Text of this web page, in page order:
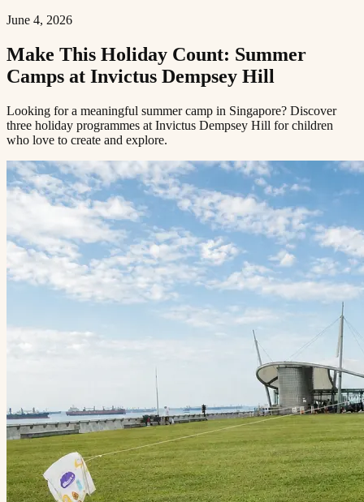
June 4, 2026
Make This Holiday Count: Summer
Camps at Invictus Dempsey Hill​​​​‌ ‍ ​‍​‍‌‍ ‌ ​‍‌‍‍‌‌‍‌ ‌‍‍‌‌‍ ‍​‍​‍​ ‍‍​‍​‍‌ ​ ‌‍​‌‌‍ ‍‌‍‍‌‌ ‌​‌ ‍‌​‍ ‍‌‍‍‌‌‍ ​‍​‍​‍ ​​‍​‍‌‍‍​‌ ​‍‌‍‌‌‌‍‌‍​‍​‍​ ‍‍​‍​‍​‍ ‌ ​ ‌ ‌​‌ ‌‌‌‍‌​‌‍‍‌‌‍ ​‍ ‌‍‍‌‌‍ ‍‌ ‌​‌‍‌‌‌‍ ‍‌ ‌​​‍ ‌‍‌‌‌‍‌​‌‍‍‌‌ ‌​​‍ ‌‍ ‌‌‍ ‌‍‌​‌‍‌‌​ ‌‌ ​​‌ ​‍‌‍‌‌‌ ​ ‌‍‌‌‌‍ ‍‌ ‌​‌‍​‌‌ ‌​‌‍‍‌‌‍ ‌‍ ‍​ ‍ ‌‍‍‌‌‍‌​​ ‌​ ‌‌‌‍‌‌​ ​ ​ ​‍​ ‌ ​ ​​​ ‍​‌‍‌‌​‍ ‌​ ‍‌‌‍​‌​ ‌ ​ ​​​‍ ‌​ ‌​‌‍‌‍‌‍‌​​ ‍‌​‍ ‌‌‍​‍‌‍​‍​ ‍​​ ​‌​‍ ‌​ ​​​ ‌​​ ‍‌​ ‌​​ ‌ ​ ​‌‌‍​ ​ ​​​ ‌​​ ‍​‌‍​ ​ ‌‌​ ‍ ‌ ‌​‌ ‍‌‌ ​​‌‍‌‌​ ‌‌‍ ‍‌‍‌‌‌ ‌ ‌ ​ ​ ‍ ‌ ​​‌‍​‌‌ ‌​‌‍‍​​ ‌‌ ‌​‌‍‍‌‌ ‌​‌‍ ​‌‍‌‌​ ‌‍​‍‌‍​‌‌ ​ ‌‍‌‌‌‌‌‌‌ ​‍‌‍ ​​ ‌​‍‌‌​ ​‍‌​‌‍‌ ​ ‌ ‌​‌ ‌‌‌‍‌​‌‍‍‌‌‍ ​‍‌‍‌‍‍‌‌‍‌​​ ‌​ ‌‌‌‍‌‌​ ​ ​ ​‍​ ‌ ​ ​​​ ‍​‌‍‌‌​‍ ‌​ ‍‌‌‍​‌​ ‌ ​ ​​​‍ ‌​ ‌​‌‍‌‍‌‍‌​​ ‍‌​‍ ‌‌‍​‍‌‍​‍​ ‍​​ ​‌​‍ ‌​ ​​​ ‌​​ ‍‌​ ‌​​ ‌ ​ ​‌‌‍​ ​ ​​​ ‌​​ ‍​‌‍​ ​ ‌‌​‍‌‍‌ ‌​‌ ‍‌‌ ​​‌‍‌‌​ ‌‌‍ ‍‌‍‌‌‌ ‌ ‌ ​ ​‍‌‍‌ ​​‌‍​‌‌ ‌​‌‍‍​​ ‌‌ ‌​‌‍‍‌‌ ‌​‌‍ ​‌‍‌‌​‍‌‍‌ ​​‌‍‌‌‌ ​‍‌ ​ ‌ ​​‌‍‌‌‌‍​ ‌ ‌​‌‍‍‌‌ ‌‍‌‍‌‌​ ‌‌ ​​‌ ‌‌‌‍​‍‌‍ ​‌‍‍‌‌ ​ ‌‍‍​‌‍‌‌‌‍‌​​‍​‍‌ ‌
Looking for a meaningful summer camp in Singapore? Discover
three holiday programmes at Invictus Dempsey Hill for children
who love to create and explore.​​​​‌ ‍ ​‍​‍‌‍ ‌ ​‍‌‍‍‌‌‍‌ ‌‍‍‌‌‍ ‍​‍​‍​ ‍‍​‍​‍‌ ​ ‌‍​‌‌‍ ‍‌‍‍‌‌ ‌​‌ ‍‌​‍ ‍‌‍‍‌‌‍ ​‍​‍​‍ ​​‍​‍‌‍‍​‌ ​‍‌‍‌‌‌‍‌‍​‍​‍​ ‍‍​‍​‍​‍ ‌ ​ ‌ ‌​‌ ‌‌‌‍‌​‌‍‍‌‌‍ ​‍ ‌‍‍‌‌‍ ‍‌ ‌​‌‍‌‌‌‍ ‍‌ ‌​​‍ ‌‍‌‌‌‍‌​‌‍‍‌‌ ‌​​‍ ‌‍ ‌‌‍ ‌‍‌​‌‍‌‌​ ‌‌ ​​‌ ​‍‌‍‌‌‌ ​ ‌‍‌‌‌‍ ‍‌ ‌​‌‍​‌‌ ‌​‌‍‍‌‌‍ ‌‍ ‍​ ‍ ‌‍‍‌‌‍‌​​ ‌​ ‌‌‌‍‌‌​ ​ ​ ​‍​ ‌ ​ ​​​ ‍​‌‍‌‌​‍ ‌​ ‍‌‌‍​‌​ ‌ ​ ​​​‍ ‌​ ‌​‌‍‌‍‌‍‌​​ ‍‌​‍ ‌‌‍​‍‌‍​‍​ ‍​​ ​‌​‍ ‌​ ​​​ ‌​​ ‍‌​ ‌​​ ‌ ​ ​‌‌‍​ ​ ​​​ ‌​​ ‍​‌‍​ ​ ‌‌​ ‍ ‌ ‌​‌ ‍‌‌ ​​‌‍‌‌​ ‌‌‍ ‍‌‍‌‌‌ ‌ ‌ ​ ​ ‍ ‌ ​​‌‍​‌‌ ‌​‌‍‍​​ ‌‌‍‌​‌‍‌‌‌ ​ ‌‍​ ‌ ​‍‌‍‍‌‌ ​​‌ ‌​‌‍‍‌‌‍ ‌‍ ‍​ ‌‍​‍‌‍​‌‌ ​ ‌‍‌‌‌‌‌‌‌ ​‍‌‍ ​​ ‌​‍‌‌​ ​‍‌​‌‍‌ ​ ‌ ‌​‌ ‌‌‌‍‌​‌‍‍‌‌‍ ​‍‌‍‌‍‍‌‌‍‌​​ ‌​ ‌‌‌‍‌‌​ ​ ​ ​‍​ ‌ ​ ​​​ ‍​‌‍‌‌​‍ ‌​ ‍‌‌‍​‌​ ‌ ​ ​​​‍ ‌​ ‌​‌‍‌‍‌‍‌​​ ‍‌​‍ ‌‌‍​‍‌‍​‍​ ‍​​ ​‌​‍ ‌​ ​​​ ‌​​ ‍‌​ ‌​​ ‌ ​ ​‌‌‍​ ​ ​​​ ‌​​ ‍​‌‍​ ​ ‌‌​‍‌‍‌ ‌​‌ ‍‌‌ ​​‌‍‌‌​ ‌‌‍ ‍‌‍‌‌‌ ‌ ‌ ​ ​‍‌‍‌ ​​‌‍​‌‌ ‌​‌‍‍​​ ‌‌‍‌​‌‍‌‌‌ ​ ‌‍​ ‌ ​‍‌‍‍‌‌ ​​‌ ‌​‌‍‍‌‌‍ ‌‍ ‍​‍‌‍‌ ​​‌‍‌‌‌ ​‍‌ ​ ‌ ​​‌‍‌‌‌‍​ ‌ ‌​‌‍‍‌‌ ‌‍‌‍‌‌​ ‌‌ ​​‌ ‌‌‌‍​‍‌‍ ​‌‍‍‌‌ ​ ‌‍‍​‌‍‌‌‌‍‌​​‍​‍‌ ‌